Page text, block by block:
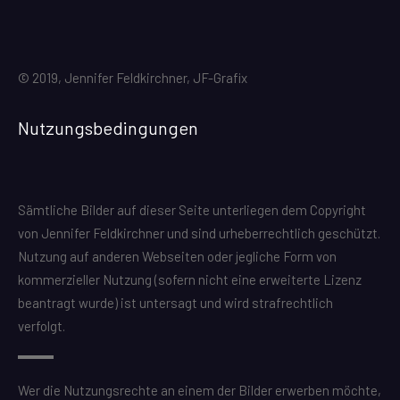
© 2019, Jennifer Feldkirchner, JF-Grafix
Nutzungsbedingungen
Sämtliche Bilder auf dieser Seite unterliegen dem Copyright
von Jennifer Feldkirchner und sind urheberrechtlich geschützt.
Nutzung auf anderen Webseiten oder jegliche Form von
kommerzieller Nutzung (sofern nicht eine erweiterte Lizenz
beantragt wurde) ist untersagt und wird strafrechtlich
verfolgt.
Wer die Nutzungsrechte an einem der Bilder erwerben möchte,